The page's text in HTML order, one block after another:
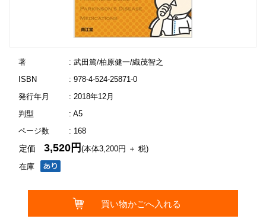
著
: 武田篤/柏原健一/織茂智之
ISBN
: 978-4-524-25871-0
発行年月
: 2018年12月
判型
: A5
ページ数
: 168
在庫
定価3,520円(本体3,200円 ＋ 税)